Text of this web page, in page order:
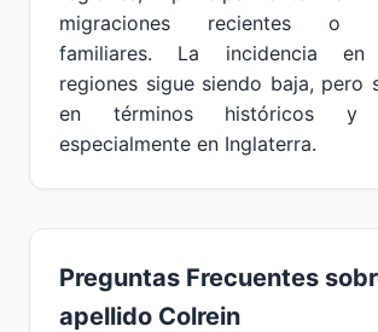
migraciones recientes o
familiares. La incidencia en
regiones sigue siendo baja, pero
en términos históricos y
especialmente en Inglaterra.
Preguntas Frecuentes
apellido Colrein